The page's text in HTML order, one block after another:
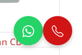
CD11